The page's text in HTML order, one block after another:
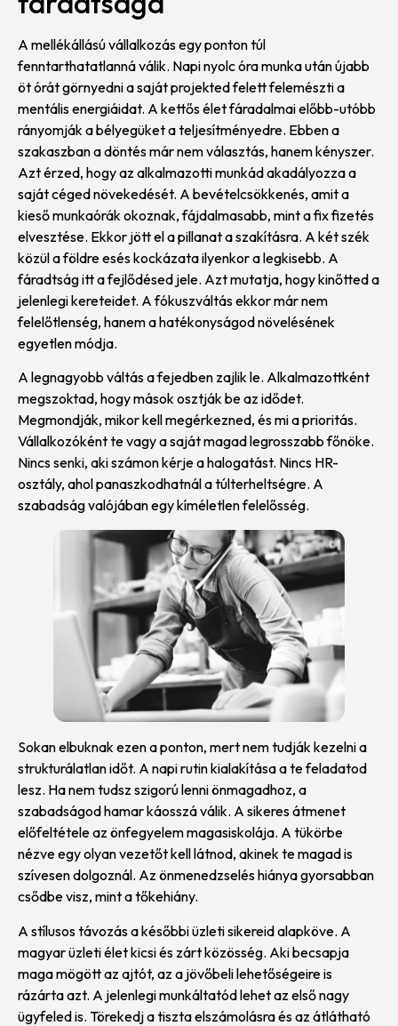
A mellékállású vállalkozás egy ponton túl
fenntarthatatlanná válik. Napi nyolc óra munka után újabb
öt órát görnyedni a saját projekted felett felemészti a
mentális energiáidat. A kettős élet fáradalmai előbb-utóbb
rányomják a bélyegüket a teljesítményedre. Ebben a
szakaszban a döntés már nem választás, hanem kényszer.
Azt érzed, hogy az alkalmazotti munkád akadályozza a
saját céged növekedését. A bevételcsökkenés, amit a
kieső munkaórák okoznak, fájdalmasabb, mint a fix fizetés
elvesztése. Ekkor jött el a pillanat a szakításra. A két szék
közül a földre esés kockázata ilyenkor a legkisebb. A
fáradtság itt a fejlődésed jele. Azt mutatja, hogy kinőtted a
jelenlegi kereteidet. A fókuszváltás ekkor már nem
felelőtlenség, hanem a hatékonyságod növelésének
egyetlen módja.
A legnagyobb váltás a fejedben zajlik le. Alkalmazottként
megszoktad, hogy mások osztják be az idődet.
Megmondják, mikor kell megérkezned, és mi a prioritás.
Vállalkozóként te vagy a saját magad legrosszabb főnöke.
Nincs senki, aki számon kérje a halogatást. Nincs HR-
osztály, ahol panaszkodhatnál a túlterheltségre. A
szabadság valójában egy kíméletlen felelősség.
Sokan elbuknak ezen a ponton, mert nem tudják kezelni a
strukturálatlan időt. A napi rutin kialakítása a te feladatod
lesz. Ha nem tudsz szigorú lenni önmagadhoz, a
szabadságod hamar káosszá válik. A sikeres átmenet
előfeltétele az önfegyelem magasiskolája. A tükörbe
nézve egy olyan vezetőt kell látnod, akinek te magad is
szívesen dolgoznál. Az önmenedzselés hiánya gyorsabban
csődbe visz, mint a tőkehiány.
A stílusos távozás a későbbi üzleti sikereid alapköve. A
magyar üzleti élet kicsi és zárt közösség. Aki becsapja
maga mögött az ajtót, az a jövőbeli lehetőségeire is
rázárta azt. A jelenlegi munkáltatód lehet az első nagy
ügyfeled is. Törekedj a tiszta elszámolásra és az átlátható